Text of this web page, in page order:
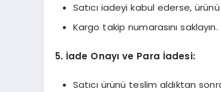
Satıcı iadeyi kabul ederse,
Kargo takip numarasını saklayın.
5. İade Onayı ve Para İadesi:
Satıcı ürünü teslim aldıktan